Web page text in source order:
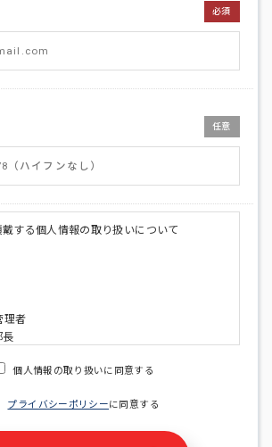
必須
任意
する個人情報の取り扱いについて
理者
長
料の送付のため
個人情報の取り扱いに同意する
プライバシーポリシーに同意する